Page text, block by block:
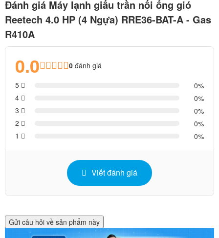
Đánh giá Máy lạnh giấu trần nối ống gió
Reetech 4.0 HP (4 Ngựa) RRE36-BAT-A - Gas
R410A
0.0 0 đánh giá
5
0
4
0
3
0
2
0
1
0
Viết đánh giá
Gửi câu hỏi về sản phẩm này